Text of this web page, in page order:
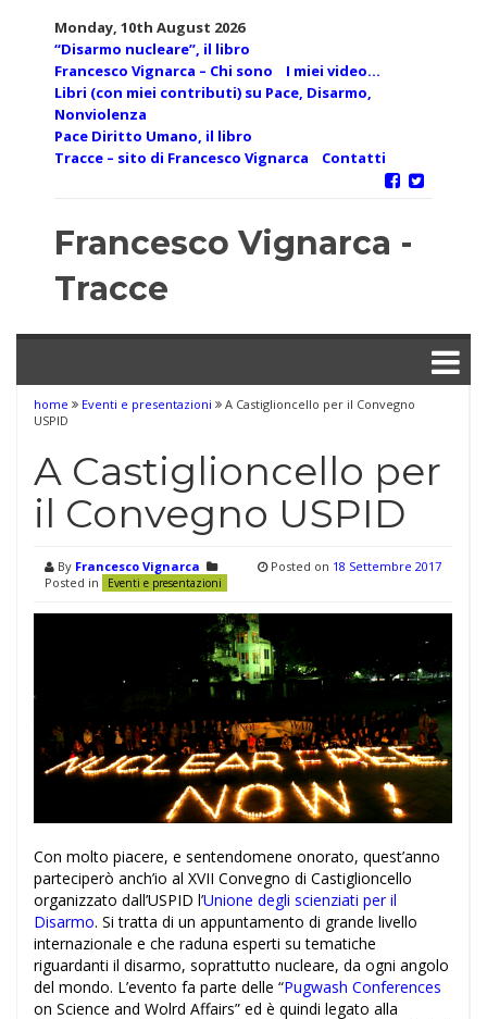
Monday, 10th August 2026
“Disarmo nucleare”, il libro
Francesco Vignarca – Chi sono
I miei video…
Libri (con miei contributi) su Pace, Disarmo,
Nonviolenza
Pace Diritto Umano, il libro
Tracce – sito di Francesco Vignarca
Contatti
Francesco Vignarca -
Tracce
home Eventi e presentazioni
A Castiglioncello per il Convegno
USPID
A Castiglioncello per
il Convegno USPID
By Francesco Vignarca
Posted in
Eventi e presentazioni
Posted on 18 Settembre 2017
Con molto piacere, e sentendomene onorato, quest’anno
parteciperò anch’io al XVII Convegno di Castiglioncello
organizzato dall’USPID l’Unione degli scienziati per il
Disarmo. Si tratta di un appuntamento di grande livello
internazionale e che raduna esperti su tematiche
riguardanti il disarmo, soprattutto nucleare, da ogni angolo
del mondo. L’evento fa parte delle “Pugwash Conferences
on Science and Wolrd Affairs” ed è quindi legato alla